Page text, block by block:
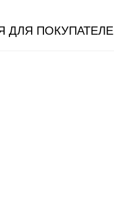
ДЛЯ